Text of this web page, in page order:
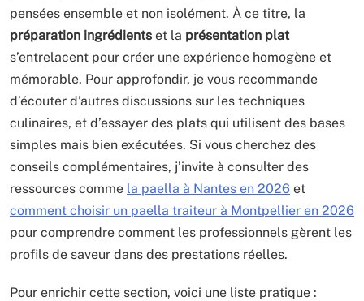
pensées ensemble et non isolément. À ce titre, la
préparation ingrédients et la présentation plat
s’entrelacent pour créer une expérience homogène et
mémorable. Pour approfondir, je vous recommande
d’écouter d’autres discussions sur les techniques
culinaires, et d’essayer des plats qui utilisent des bases
simples mais bien exécutées. Si vous cherchez des
conseils complémentaires, j’invite à consulter des
ressources comme la paella à Nantes en 2026 et
comment choisir un paella traiteur à Montpellier en 2026
pour comprendre comment les professionnels gèrent les
profils de saveur dans des prestations réelles.
Pour enrichir cette section, voici une liste pratique :